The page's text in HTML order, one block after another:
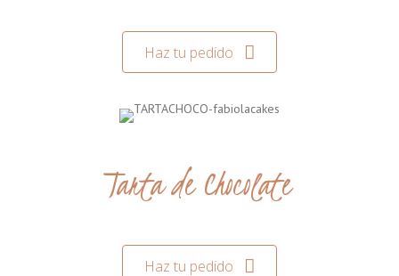
Haz tu pedido
Tarta de Chocolate
Haz tu pedido